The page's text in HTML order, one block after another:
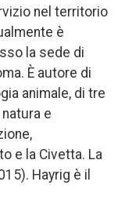
nel territorio
è
la sede di
È autore di
animale, di tre
e
e la Civetta. La
Hayrig è il